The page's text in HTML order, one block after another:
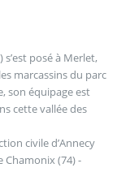
posé à Merlet,
marcassins du parc
son équipage est
cette vallée des
civile d’Annecy
Chamonix (74) -